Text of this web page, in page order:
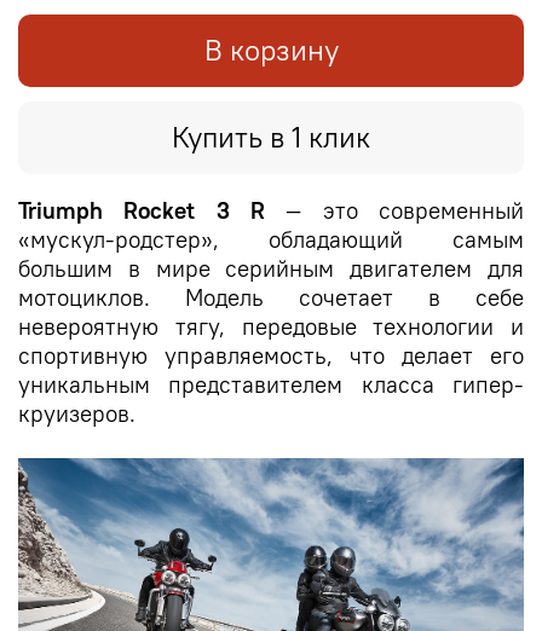
В корзину
Купить в 1 клик
Triumph Rocket 3 R — это современный
«мускул-родстер», обладающий самым
большим в мире серийным двигателем для
мотоциклов. Модель сочетает в себе
невероятную тягу, передовые технологии и
спортивную управляемость, что делает его
уникальным представителем класса гипер-
круизеров.